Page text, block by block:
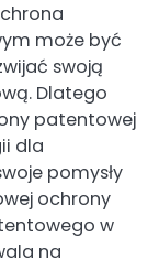
może być
swoją
Dlatego
patentowej
dla
pomysły
ochrony
w
na